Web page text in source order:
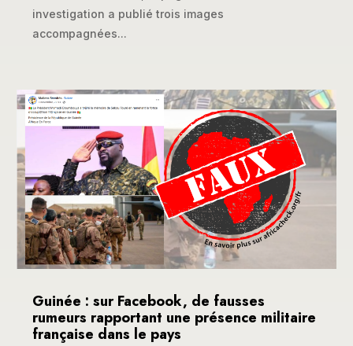
investigation a publié trois images
accompagnées...
Guinée : sur Facebook, de fausses
rumeurs rapportant une présence militaire
française dans le pays